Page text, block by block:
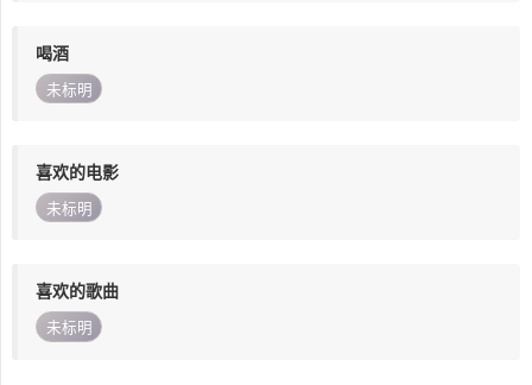
喝酒
未标明
喜欢的电影
未标明
喜欢的歌曲
未标明